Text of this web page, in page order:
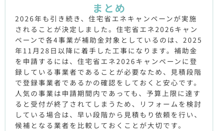
まとめ
2026年も引き続き、住宅省エネキャンペーンが実施
されることが決定しました。住宅省エネ2026キャン
ペーンで各4事業が補助金対象としているのは、2025
年11月28日以降に着手した工事になります。補助金
を申請するには、住宅省エネ2026キャンペーンに登
録している事業者であることが必要なため、見積段階
で登録事業者であるかの確認をしておくと安心です。
人気の事業は申請期間内であっても、予算上限に達す
ると受付が終了されてしまうため、リフォームを検討
している場合は、早い段階から見積もり依頼を行い、
候補となる業者を比較しておくことが大切です。